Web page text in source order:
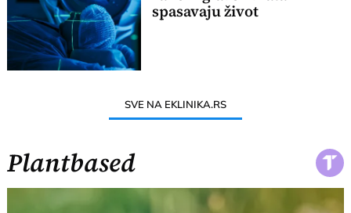
spasavaju život
SVE NA EKLINIKA.RS
Plantbased